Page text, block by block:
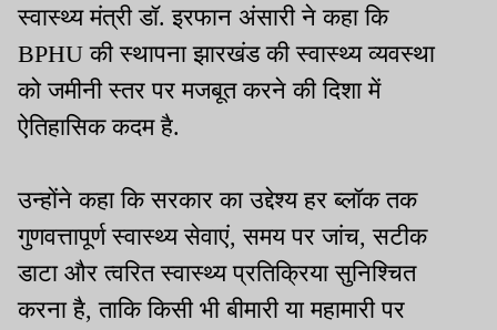
स्वास्थ्य मंत्री डॉ. इरफान अंसारी ने कहा कि
BPHU की स्थापना झारखंड की स्वास्थ्य व्यवस्था
को जमीनी स्तर पर मजबूत करने की दिशा में
ऐतिहासिक कदम है.
उन्होंने कहा कि सरकार का उद्देश्य हर ब्लॉक तक
गुणवत्तापूर्ण स्वास्थ्य सेवाएं, समय पर जांच, सटीक
डाटा और त्वरित स्वास्थ्य प्रतिक्रिया सुनिश्चित
करना है, ताकि किसी भी बीमारी या महामारी पर